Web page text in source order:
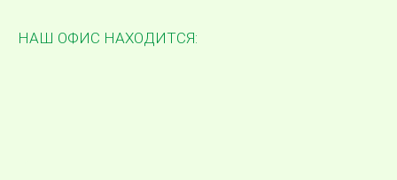
НАШ ОФИС НАХОДИТСЯ: